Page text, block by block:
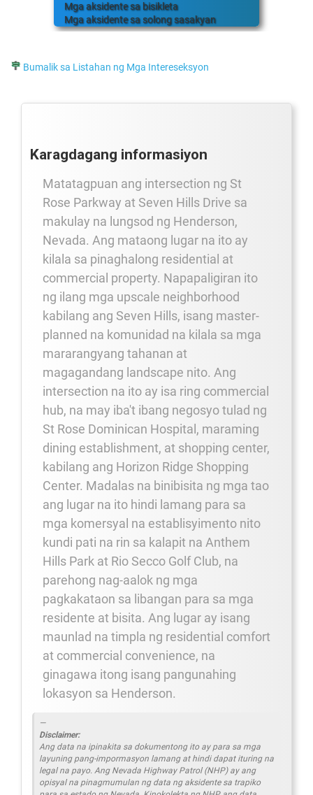
Mga aksidente sa bisikleta
Mga aksidente sa solong sasakyan
Bumalik sa Listahan ng Mga Intereseksyon
Karagdagang informasiyon
Matatagpuan ang intersection ng St
Rose Parkway at Seven Hills Drive sa
makulay na lungsod ng Henderson,
Nevada. Ang mataong lugar na ito ay
kilala sa pinaghalong residential at
commercial property. Napapaligiran ito
ng ilang mga upscale neighborhood
kabilang ang Seven Hills, isang master-
planned na komunidad na kilala sa mga
mararangyang tahanan at
magagandang landscape nito. Ang
intersection na ito ay isa ring commercial
hub, na may iba't ibang negosyo tulad ng
St Rose Dominican Hospital, maraming
dining establishment, at shopping center,
kabilang ang Horizon Ridge Shopping
Center. Madalas na binibisita ng mga tao
ang lugar na ito hindi lamang para sa
mga komersyal na establisyimento nito
kundi pati na rin sa kalapit na Anthem
Hills Park at Rio Secco Golf Club, na
parehong nag-aalok ng mga
pagkakataon sa libangan para sa mga
residente at bisita. Ang lugar ay isang
maunlad na timpla ng residential comfort
at commercial convenience, na
ginagawa itong isang pangunahing
lokasyon sa Henderson.
Disclaimer:
Ang data na ipinakita sa dokumentong ito ay para sa mga
layuning pang-impormasyon lamang at hindi dapat ituring na
legal na payo. Ang Nevada Highway Patrol (NHP) ay ang
opisyal na pinagmumulan ng data ng aksidente sa trapiko